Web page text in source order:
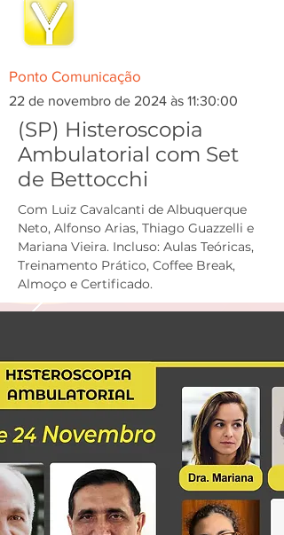
Ponto Comunicação
22 de novembro de 2024 às 11:30:00
(SP) Histeroscopia
Ambulatorial com Set
de Bettocchi
Com Luiz Cavalcanti de Albuquerque
Neto, Alfonso Arias, Thiago Guazzelli e
Mariana Vieira. Incluso: Aulas Teóricas,
Treinamento Prático, Coffee Break,
Almoço e Certificado.